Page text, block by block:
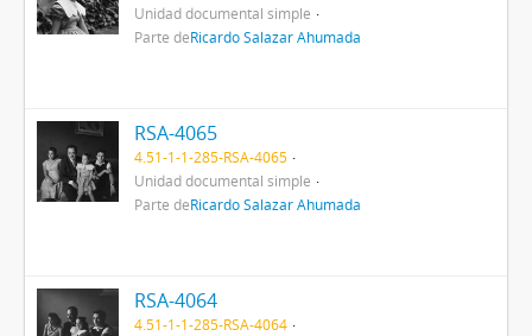
Unidad documental simple
Parte deRicardo Salazar Ahumada
RSA-4065
4.51-1-1-285-RSA-4065
Unidad documental simple
Parte deRicardo Salazar Ahumada
RSA-4064
4.51-1-1-285-RSA-4064